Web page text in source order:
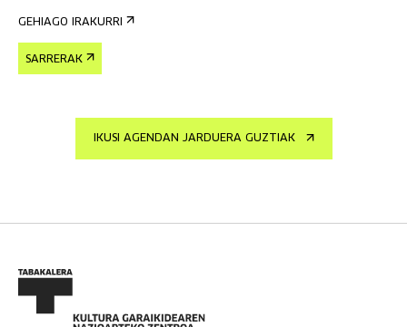
GEHIAGO IRAKURRI
SARRERAK
IKUSI AGENDAN JARDUERA GUZTIAK